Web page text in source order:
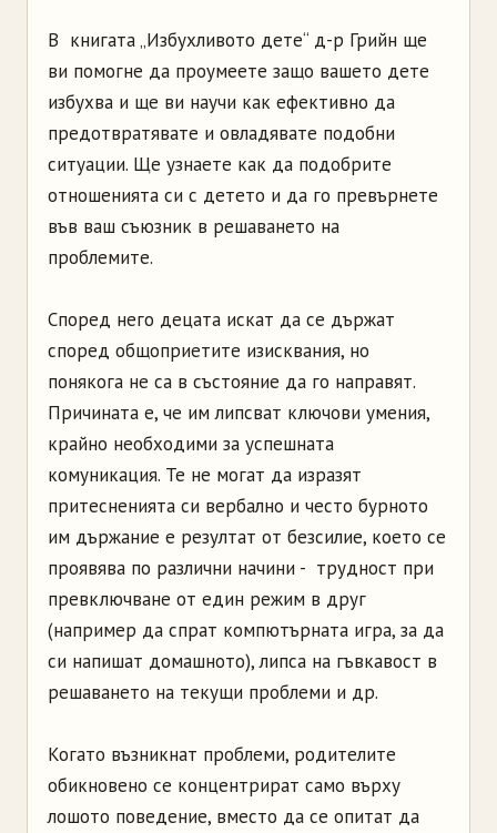
В книгата „Избухливото дете“ д-р Грийн ще
ви помогне да проумеете защо вашето дете
избухва и ще ви научи как ефективно да
предотвратявате и овладявате подобни
ситуации. Ще узнаете как да подобрите
отношенията си с детето и да го превърнете
във ваш съюзник в решаването на
проблемите.
Според него децата искат да се държат
според общоприетите изисквания, но
понякога не са в състояние да го направят.
Причината е, че им липсват ключови умения,
крайно необходими за успешната
комуникация. Те не могат да изразят
притесненията си вербално и често бурното
им държание е резултат от безсилие, което се
проявява по различни начини - трудност при
превключване от един режим в друг
(например да спрат компютърната игра, за да
си напишат домашното), липса на гъвкавост в
решаването на текущи проблеми и др.
Когато възникнат проблеми, родителите
обикновено се концентрират само върху
лошото поведение, вместо да се опитат да